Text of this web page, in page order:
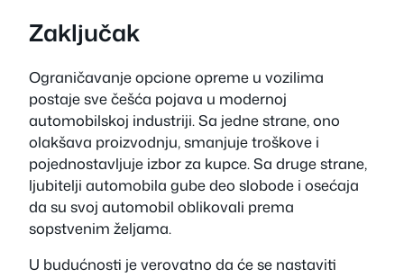
Zaključak
Ograničavanje opcione opreme u vozilima
postaje sve češća pojava u modernoj
automobilskoj industriji. Sa jedne strane, ono
olakšava proizvodnju, smanjuje troškove i
pojednostavljuje izbor za kupce. Sa druge strane,
ljubitelji automobila gube deo slobode i osećaja
da su svoj automobil oblikovali prema
sopstvenim željama.
U budućnosti je verovatno da će se nastaviti